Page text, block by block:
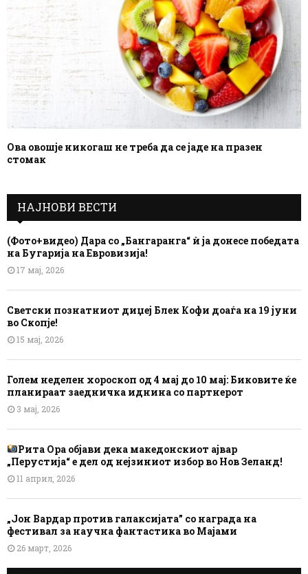
Ова овошје никогаш не треба да се јаде на празен
стомак
НАЈНОВИ ВЕСТИ
(Фото+видео) Дара со „Бангаранга“ ѝ ја донесе победата
на Бугарија на Евровизија!
17 мај, 2026
Светски познатниот диџеј Блек Кофи доаѓа на 19 јуни
во Скопје!
15 мај, 2026
Голем неделен хороскоп од 4 мај до 10 мај: Биковите ќе
планираат заедничка иднина со партнерот
3 мај, 2026
Рита Ора објави дека македонскиот ајвар
„Перустија“ е дел од нејзиниот избор во Нов Зеланд!
11 април, 2026
„Јон Вардар против галаксијата” со награда на
фестивал за научна фантастика во Мајами
26 март, 2026